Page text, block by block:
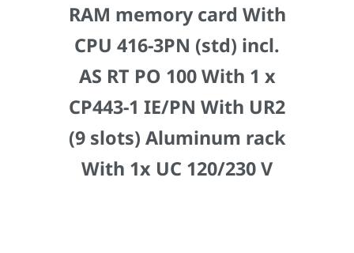
RAM memory card With
CPU 416-3PN (std) incl.
AS RT PO 100 With 1 x
CP443-1 IE/PN With UR2
(9 slots) Aluminum rack
With 1x UC 120/230 V